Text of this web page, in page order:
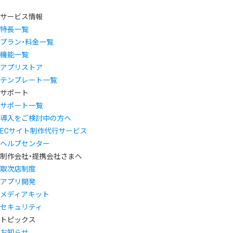
サービス情報
特長一覧
プラン・料金一覧
機能一覧
アプリストア
テンプレート一覧
サポート
サポート一覧
導入をご検討中の方へ
ECサイト制作代行サービス
ヘルプセンター
制作会社・提携会社さまへ
取次店制度
アプリ開発
メディアキット
セキュリティ
トピックス